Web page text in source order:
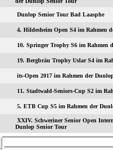
Dunlop Senior Tour Bad Laasphe
4. Hildesheim Open S4 im Rahmen
10. Springer Trophy S6 im Rahmen
19. Bergbräu Trophy Uslar S4 im
its-Open 2017 im Rahmen der
11. Stadtwald-
5. ETB Cup S5 im Rahmen der
XXIV. Schweriner Senior Open International S3 im
Dunlop Senior Tour